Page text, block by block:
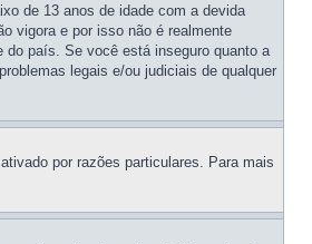
de 13 anos de idade com a devida
vigora e por isso não é realmente
do país. Se você está inseguro quanto a
legais e/ou judiciais de qualquer
por razões particulares. Para mais